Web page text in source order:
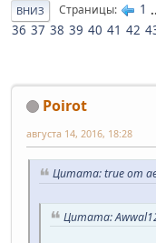
ВНИЗ Страницы 1
36 37 38 39 40 41 42
Poirot
августа 14, 2016, 18:28
Цитата: true от
Цитата: